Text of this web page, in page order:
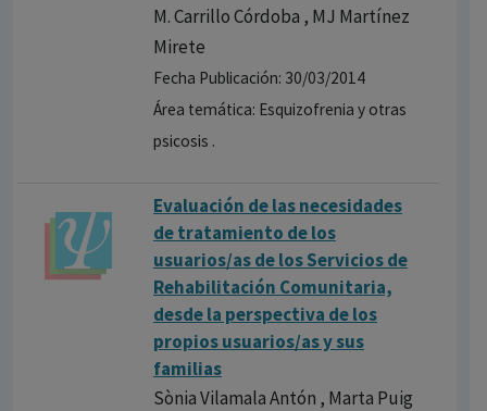
M. Carrillo Córdoba , MJ Martínez
Mirete
Fecha Publicación: 30/03/2014
Área temática: Esquizofrenia y otras
psicosis .
Evaluación de las necesidades
de tratamiento de los
usuarios/as de los Servicios de
Rehabilitación Comunitaria,
desde la perspectiva de los
propios usuarios/as y sus
familias
Sònia Vilamala Antón , Marta Puig